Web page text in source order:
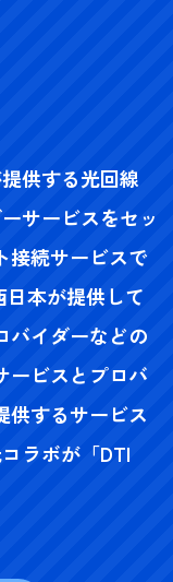
供する光回線
サービスをセッ
接続サービスで
本が提供して
バイダーなどの
ービスとプロバ
供するサービス
ラボが「DTI